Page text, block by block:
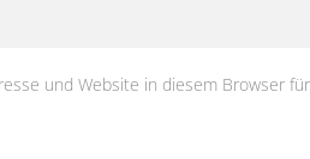
und Website in diesem Browser